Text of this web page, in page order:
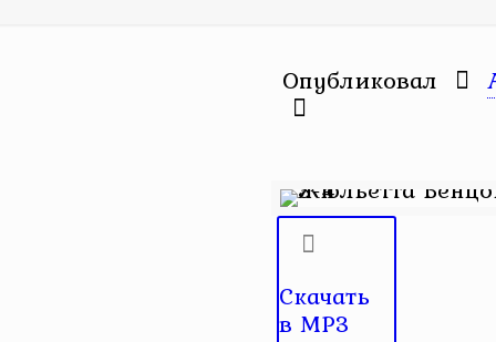
Опубликовал
Скачать
в MP3